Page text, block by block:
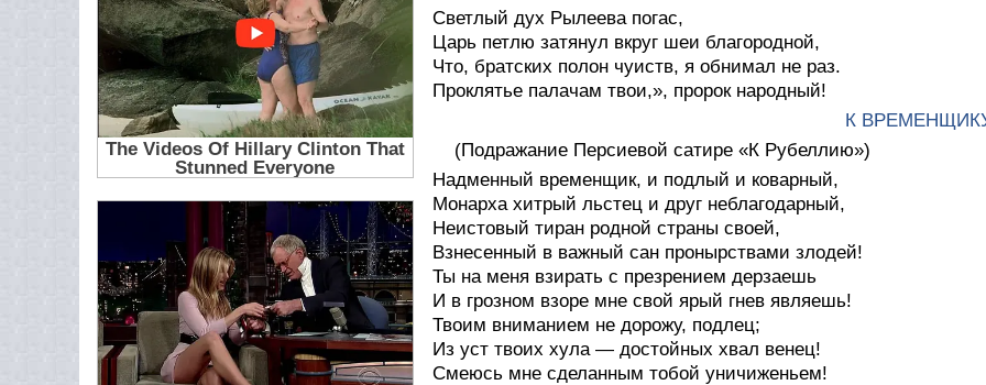
Светлый дух Рылеева погас,
Царь петлю затянул вкруг шеи благородной,
Что, братских полон чуиств, я обнимал не раз.
Проклятье палачам твои,», пророк народный!
К
(Подражание Персиевой сатире «К Рубеллию»)
Надменный временщик, и подлый и коварный,
Монарха хитрый льстец и друг неблагодарный,
Неистовый тиран родной страны своей,
Взнесенный в важный сан пронырствами злодей!
Ты на меня взирать с презрением дерзаешь
И в грозном взоре мне свой ярый гнев являешь!
Твоим вниманием не дорожу, подлец;
Из уст твоих хула — достойных хвал венец!
Смеюсь мне сделанным тобой уничиженьем!